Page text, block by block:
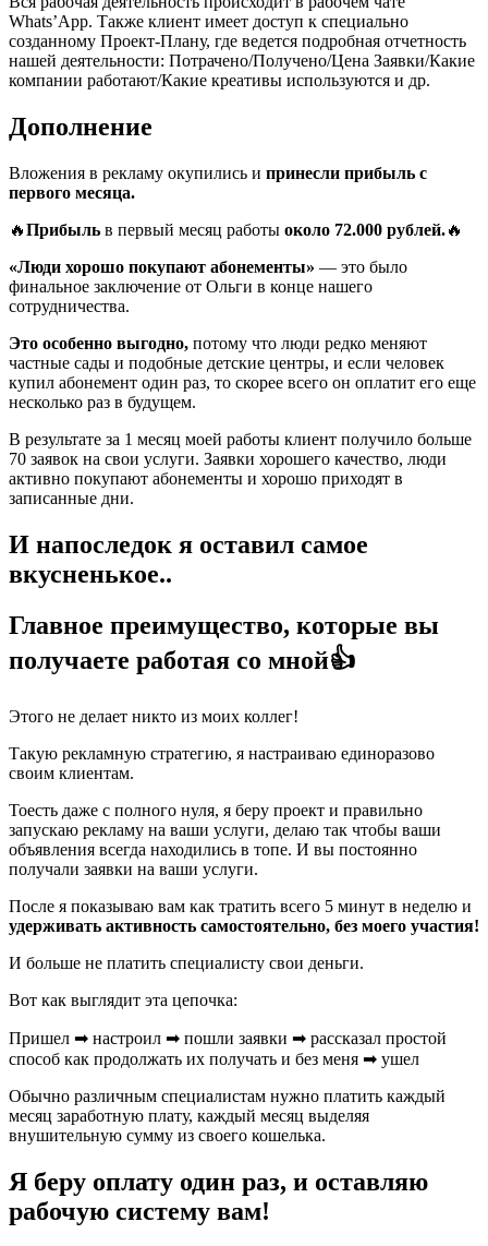
Whats’App. Также клиент имеет доступ к специально
созданному Проект-Плану, где ведется подробная отчетность
нашей деятельности: Потрачено/Получено/Цена Заявки/Какие
компании работают/Какие креативы используются и др.
Дополнение
Вложения в рекламу окупились и принесли прибыль с
первого месяца.
🔥Прибыль в первый месяц работы около 72.000 рублей.🔥
«Люди хорошо покупают абонементы» — это было
финальное заключение от Ольги в конце нашего
сотрудничества.
Это особенно выгодно, потому что люди редко меняют
частные сады и подобные детские центры, и если человек
купил абонемент один раз, то скорее всего он оплатит его еще
несколько раз в будущем.
В результате за 1 месяц моей работы клиент получило больше
70 заявок на свои услуги. Заявки хорошего качество, люди
активно покупают абонементы и хорошо приходят в
записанные дни.
И напоследок я оставил самое
вкусненькое..
Главное преимущество, которые вы
получаете работая со мной👍
Этого не делает никто из моих коллег!
Такую рекламную стратегию, я настраиваю единоразово
своим клиентам.
Тоесть даже с полного нуля, я беру проект и правильно
запускаю рекламу на ваши услуги, делаю так чтобы ваши
объявления всегда находились в топе. И вы постоянно
получали заявки на ваши услуги.
После я показываю вам как тратить всего 5 минут в неделю и
удерживать активность самостоятельно, без моего участия!
И больше не платить специалисту свои деньги.
Вот как выглядит эта цепочка:
Пришел ➡ настроил ➡ пошли заявки ➡ рассказал простой
способ как продолжать их получать и без меня ➡ ушел
Обычно различным специалистам нужно платить каждый
месяц заработную плату, каждый месяц выделяя
внушительную сумму из своего кошелька.
Я беру оплату один раз, и оставляю
рабочую систему вам!